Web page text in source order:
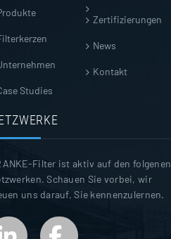
Studies
Zertifizierungen
News
Kontakt
Filter ist aktiv auf den folgenen
Schauen Sie vorbei, wir
uns darauf, Sie kennenzulernen.